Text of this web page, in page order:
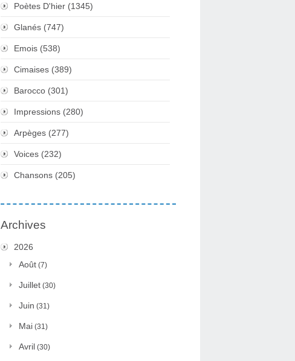
Poètes D'hier (1345)
Glanés (747)
Emois (538)
Cimaises (389)
Barocco (301)
Impressions (280)
Arpèges (277)
Voices (232)
Chansons (205)
Archives
2026
Août (7)
Juillet (30)
Juin (31)
Mai (31)
Avril (30)